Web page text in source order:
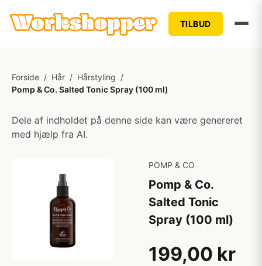
TILBUD
Forside / Hår / Hårstyling /
Pomp & Co. Salted Tonic Spray (100 ml)
Dele af indholdet på denne side kan være genereret
med hjælp fra AI.
POMP & CO
Pomp & Co.
Salted Tonic
Spray (100 ml)
199,00 kr